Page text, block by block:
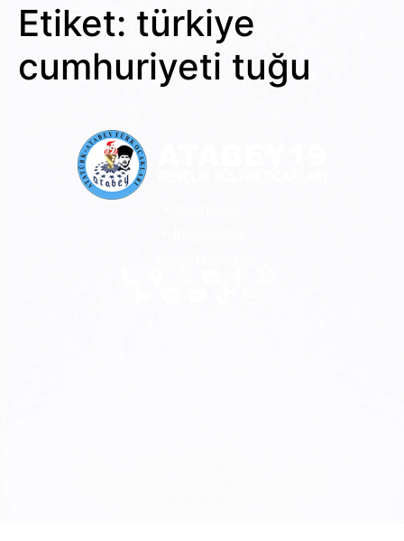
Etiket: türkiye
cumhuriyeti tuğu